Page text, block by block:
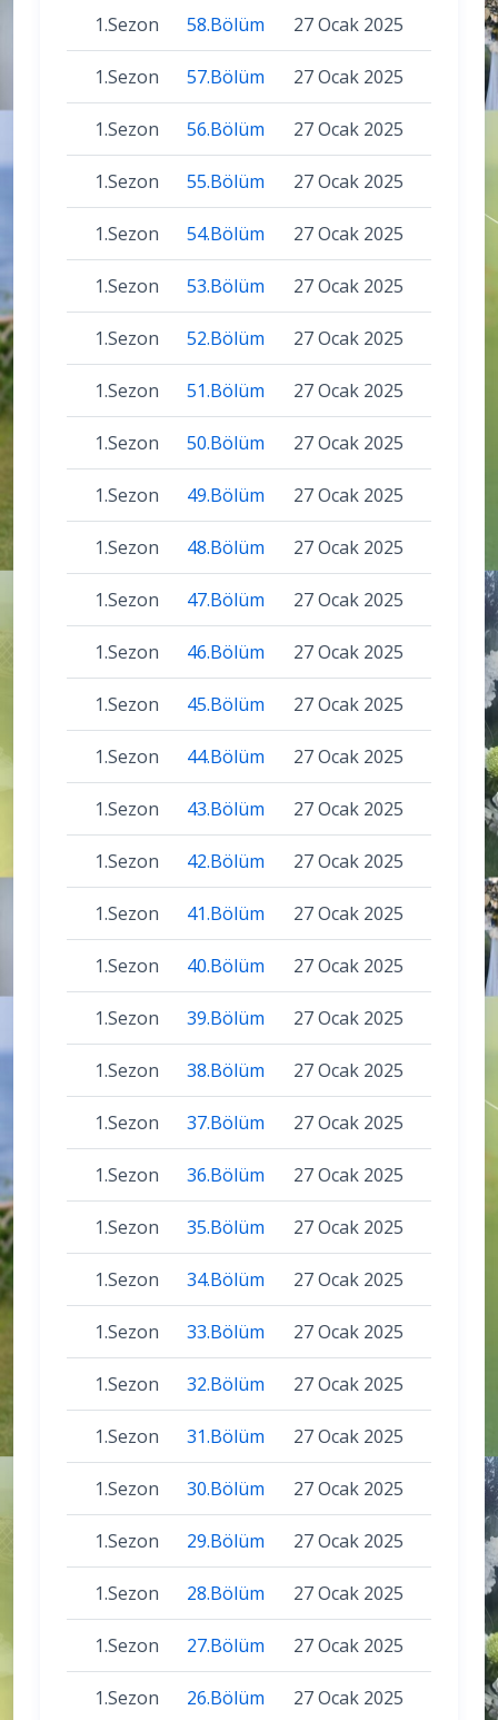
1.Sezon 58.Bölüm 27 Ocak 2025
1.Sezon 57.Bölüm 27 Ocak 2025
1.Sezon 56.Bölüm 27 Ocak 2025
1.Sezon 55.Bölüm 27 Ocak 2025
1.Sezon 54.Bölüm 27 Ocak 2025
1.Sezon 53.Bölüm 27 Ocak 2025
1.Sezon 52.Bölüm 27 Ocak 2025
1.Sezon 51.Bölüm 27 Ocak 2025
1.Sezon 50.Bölüm 27 Ocak 2025
1.Sezon 49.Bölüm 27 Ocak 2025
1.Sezon 48.Bölüm 27 Ocak 2025
1.Sezon 47.Bölüm 27 Ocak 2025
1.Sezon 46.Bölüm 27 Ocak 2025
1.Sezon 45.Bölüm 27 Ocak 2025
1.Sezon 44.Bölüm 27 Ocak 2025
1.Sezon 43.Bölüm 27 Ocak 2025
1.Sezon 42.Bölüm 27 Ocak 2025
1.Sezon 41.Bölüm 27 Ocak 2025
1.Sezon 40.Bölüm 27 Ocak 2025
1.Sezon 39.Bölüm 27 Ocak 2025
1.Sezon 38.Bölüm 27 Ocak 2025
1.Sezon 37.Bölüm 27 Ocak 2025
1.Sezon 36.Bölüm 27 Ocak 2025
1.Sezon 35.Bölüm 27 Ocak 2025
1.Sezon 34.Bölüm 27 Ocak 2025
1.Sezon 33.Bölüm 27 Ocak 2025
1.Sezon 32.Bölüm 27 Ocak 2025
1.Sezon 31.Bölüm 27 Ocak 2025
1.Sezon 30.Bölüm 27 Ocak 2025
1.Sezon 29.Bölüm 27 Ocak 2025
1.Sezon 28.Bölüm 27 Ocak 2025
1.Sezon 27.Bölüm 27 Ocak 2025
1.Sezon 26.Bölüm 27 Ocak 2025